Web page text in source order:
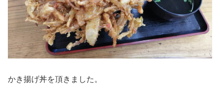
かき揚げ丼を頂きました。